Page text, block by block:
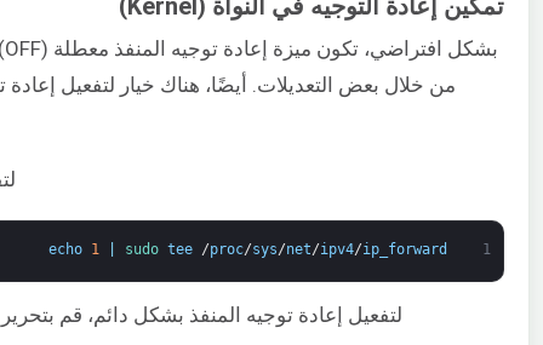
تمكين إعادة التوجيه في النواة (Kernel)
من خلال بعض التعديلات. أيضًا، هناك خيار لتفعيل
1
echo 1 sudo tee /proc/sys/net/ipv4/ip_forward
لتفعيل إعادة توجيه المنفذ بشكل دائم، قم